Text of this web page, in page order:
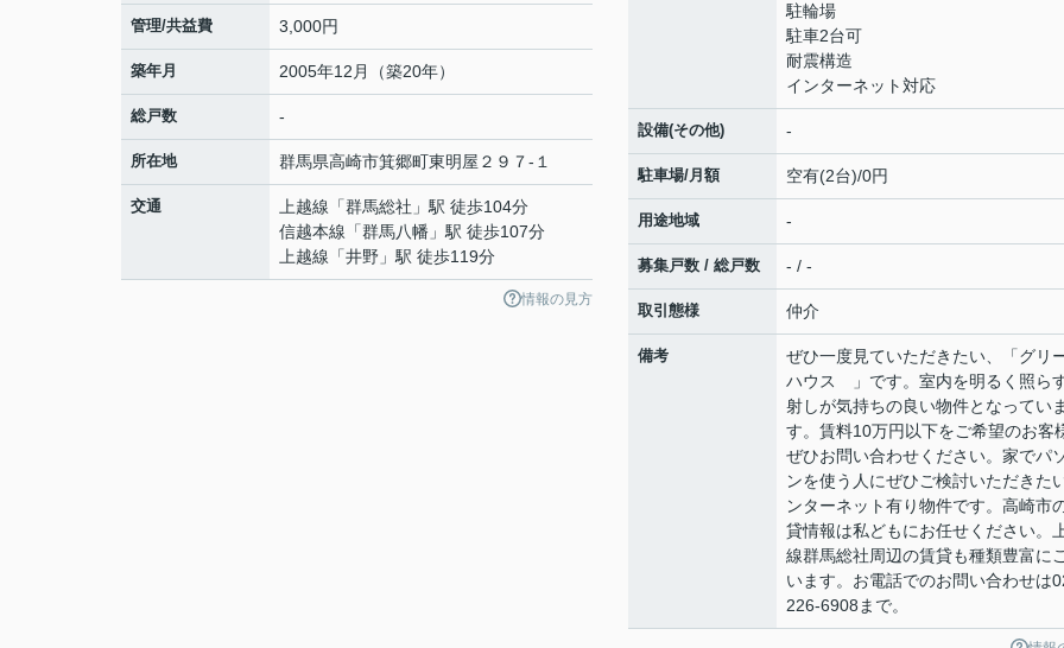
管理/共益費 3,000円
築年月 2005年12月（築20年）
総戸数 -
所在地 群馬県高崎市箕郷町東明屋 ２９７-１
交通 上越線 「群馬総社 」駅 徒歩104分
信越本線 「群馬八幡 」駅 徒歩107分
上越線 「井野 」駅 徒歩119分
情報の見方
駐輪場
駐車2台可
耐震構造
インターネット対応
設備(その他) -
駐車場/月額 空有(2台)/0円
用途地域 -
募集戸数 / 総戸数 - / -
取引態様 仲介
備考
ぜひ一度見ていただきたい、「グリ
ハウス 」です。室内を明るく照ら
射しが気持ちの良い物件となってい
す。賃料10万円以下をご希望のお客
ぜひお問い合わせください。家でパ
ンを使う人にぜひご検討いただきた
ンターネット有り物件です。高崎市
貸情報は私どもにお任せください。
線群馬総社周辺の賃貸も種類豊富に
います。お電話でのお問い合わせは
226-6908まで。